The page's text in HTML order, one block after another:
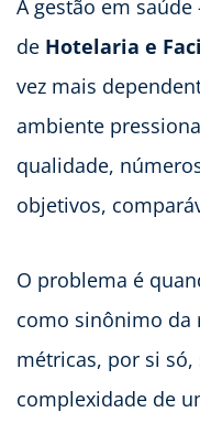
A gestão em
de Hotelaria e
vez mais
ambiente
qualidade,
objetivos,
O problema é
como sinônimo da
métricas, por si só,
complexidade de